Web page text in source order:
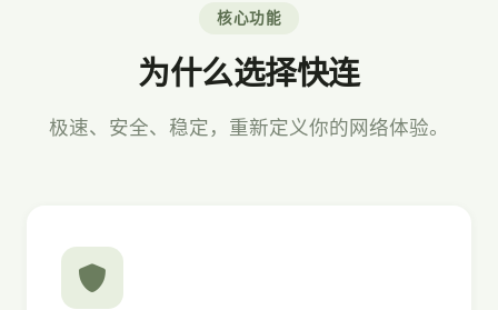
核心功能
为什么选择快连
极速、安全、稳定，重新定义你的网络体验。